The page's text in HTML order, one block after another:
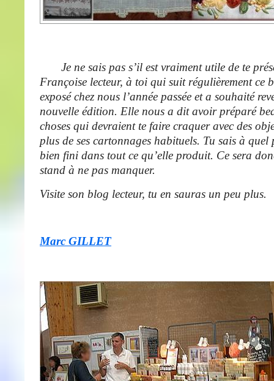
Je ne sais pas s’il est vraiment utile de te
Françoise lecteur, à toi qui suit régulièrement ce
exposé chez nous l’année passée et a souhaité
nouvelle édition. Elle nous a dit avoir préparé
choses qui devraient te faire craquer avec des
plus de ses cartonnages habituels. Tu sais à quel
bien fini dans tout ce qu’elle produit. Ce sera
stand à ne pas manquer.
Visite son blog lecteur, tu en sauras un peu plus.
Marc GILLET